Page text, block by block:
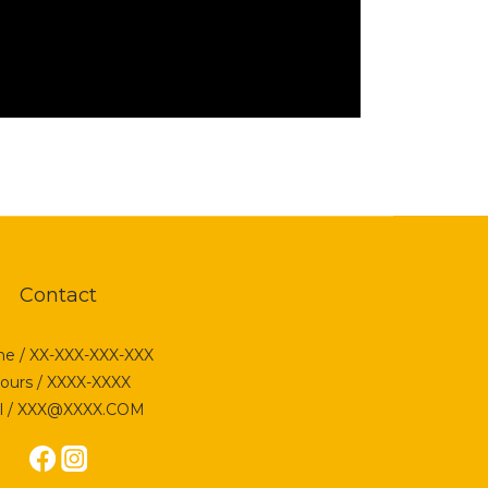
Contact
/ XX-XXX-XXX-XXX
/ XXXX-XXXX
/ XXX@XXXX.COM